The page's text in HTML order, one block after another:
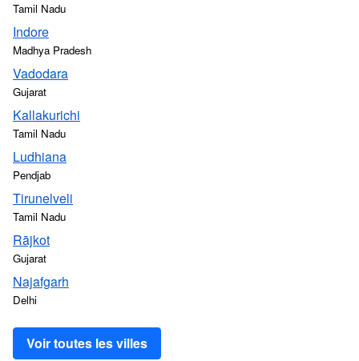
Tamil Nadu
Indore
Madhya Pradesh
Vadodara
Gujarat
Kallakurichi
Tamil Nadu
Ludhiana
Pendjab
Tirunelveli
Tamil Nadu
Rājkot
Gujarat
Najafgarh
Delhi
Voir toutes les villes